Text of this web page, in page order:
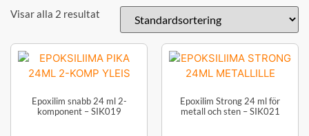
Visar alla 2 resultat
Epoxilim snabb 24 ml 2-
komponent – SIK019
Epoxilim Strong 24 ml för
metall och sten – SIK021